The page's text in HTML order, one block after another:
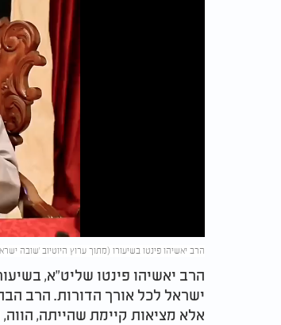
הרב יאשיהו פינטו בשיעורו (מתוך ערוץ היוטיוב 'שובה
הרב יאשיהו פינטו שליט"א,
ישראל לכל אורך הדורות. הרב
אלא מציאות קיימת שהייתה,